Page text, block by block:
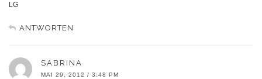
LG
ANTWORTEN
SABRINA
MAI 29, 2012 / 3:48 PM